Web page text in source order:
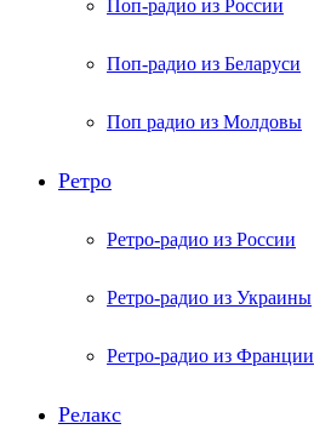
Поп-радио из России
Поп-радио из Беларуси
Поп радио из Молдовы
Ретро
Ретро-радио из России
Ретро-радио из Украины
Ретро-радио из Франции
Релакс